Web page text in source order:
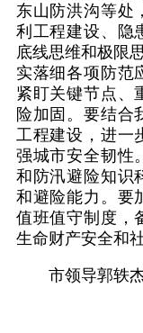
东山防洪沟等处
利工程建设、隐
底线思维和极限
实落细各项防范
紧盯关键节点、
险加固。要结合
工程建设，进一
强城市安全韧性
和防汛避险知识
和避险能力。要
值班值守制度，
生命财产安全和
市领导郭轶